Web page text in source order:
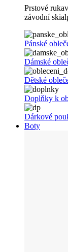
Prstové
závodní
Pánské
Dámské
Dětské
Doplňky k
Dárkové
Boty